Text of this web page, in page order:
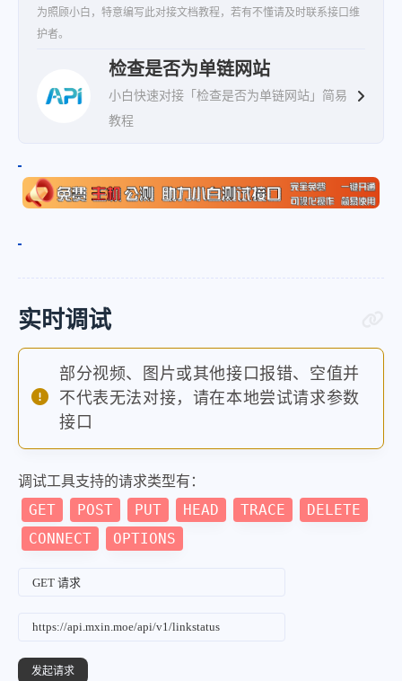
为照顾小白，特意编写此对接文档教程，若有不懂请及时联系接口维
护者。
检查是否为单链网站
小白快速对接「检查是否为单链网站」简易
教程
实时调试
部分视频、图片或其他接口报错、空值并
不代表无法对接，请在本地尝试请求参数
接口
调试工具支持的请求类型有：
GET POST PUT HEAD TRACE
DELETE
CONNECT
OPTIONS